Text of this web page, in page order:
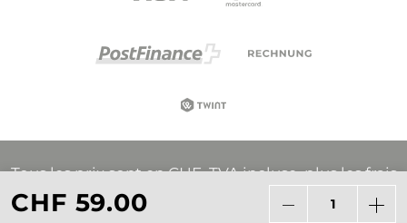
CHF 59.00
Tous les prix sont en CHF, TVA incluse, plus les frais
d'expédition, sauf indication contraire.